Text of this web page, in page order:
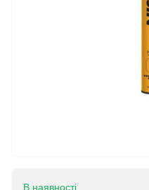
В наявності